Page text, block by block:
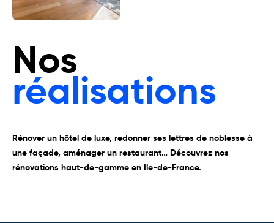
Nos
réalisations
Rénover un hôtel de luxe, redonner ses lettres de noblesse à
une façade, aménager un restaurant… Découvrez nos
rénovations haut-de-gamme en Ile-de-France.